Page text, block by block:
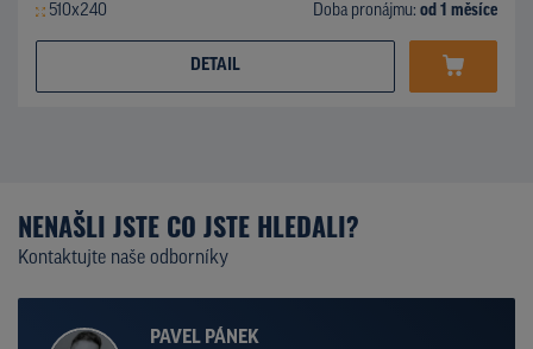
510x240 Doba pronájmu: od 1 měsíce
DETAIL
NENAŠLI JSTE CO JSTE HLEDALI?
Kontaktujte naše odborníky
PAVEL PÁNEK